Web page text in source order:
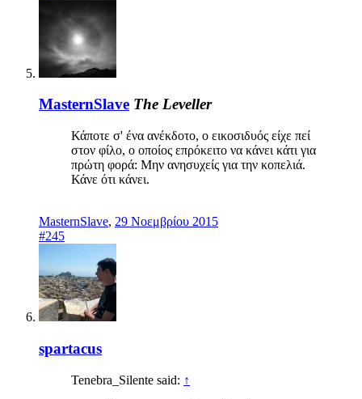
MasternSlave The Leveller
Κάποτε σ' ένα ανέκδοτο, ο εικοσιδυός είχε πεί
στον φίλο, ο οποίος επρόκειτο να κάνει κάτι για
πρώτη φορά: Μην ανησυχείς για την κοπελιά.
Κάνε ότι κάνει.
MasternSlave, 29 Νοεμβρίου 2015
#245
spartacus
Tenebra_Silente said: ↑